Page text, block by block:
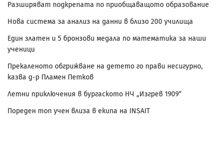
Разширяват подкрепата по приобщаващото образование
Нова система за анализ на данни в близо 200 училища
Един златен и 5 бронзови медала по математика за наши
ученици
Прекаленото обгрижване на детето го прави несигурно,
казва д-р Пламен Петков
Летни приключения в бургаското НЧ „Изгрев 1909“
Пореден топ учен влиза в екипа на INSAIT